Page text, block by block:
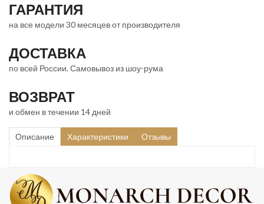
ГАРАНТИЯ
на все модели 30 месяцев от производителя
ДОСТАВКА
по всей России. Самовывоз из шоу-рума
ВОЗВРАТ
и обмен в течении 14 дней
Описание Характеристики Отзывы